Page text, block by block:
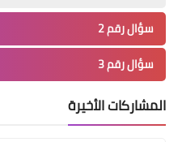
....
جنوبا: مدارس القرى
أبوابها اليوم
سؤال رقم 2
سؤال رقم 3
المشاركات الأخيرة